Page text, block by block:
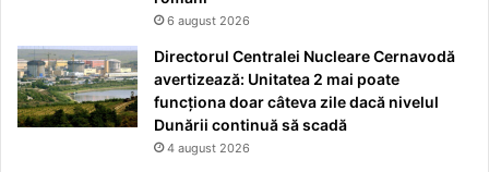
6 august 2026
Directorul Centralei Nucleare Cernavodă
avertizează: Unitatea 2 mai poate
funcționa doar câteva zile dacă nivelul
Dunării continuă să scadă
4 august 2026